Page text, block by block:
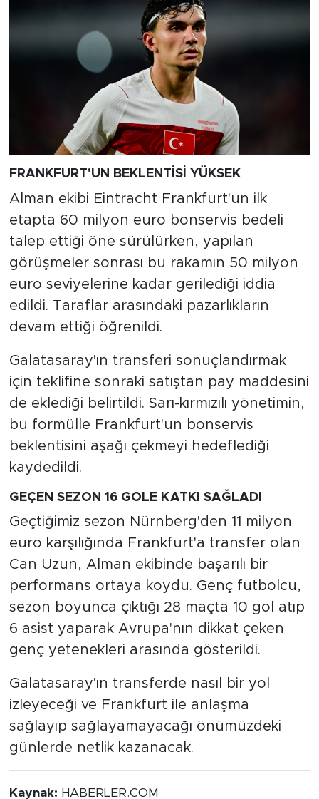
FRANKFURT'UN BEKLENTİSİ YÜKSEK
Alman ekibi Eintracht Frankfurt'un ilk
etapta 60 milyon euro bonservis bedeli
talep ettiği öne sürülürken, yapılan
görüşmeler sonrası bu rakamın 50 milyon
euro seviyelerine kadar gerilediği iddia
edildi. Taraflar arasındaki pazarlıkların
devam ettiği öğrenildi.
Galatasaray'ın transferi sonuçlandırmak
için teklifine sonraki satıştan pay maddesini
de eklediği belirtildi. Sarı-kırmızılı yönetimin,
bu formülle Frankfurt'un bonservis
beklentisini aşağı çekmeyi hedeflediği
kaydedildi.
GEÇEN SEZON 16 GOLE KATKI SAĞLADI
Geçtiğimiz sezon Nürnberg'den 11 milyon
euro karşılığında Frankfurt'a transfer olan
Can Uzun, Alman ekibinde başarılı bir
performans ortaya koydu. Genç futbolcu,
sezon boyunca çıktığı 28 maçta 10 gol atıp
6 asist yaparak Avrupa'nın dikkat çeken
genç yetenekleri arasında gösterildi.
Galatasaray'ın transferde nasıl bir yol
izleyeceği ve Frankfurt ile anlaşma
sağlayıp sağlayamayacağı önümüzdeki
günlerde netlik kazanacak.
Kaynak: HABERLER.COM